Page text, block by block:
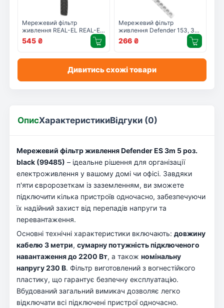
Мережевий фільтр
живлення REAL-EL REAL-EL
RS-10 Protect, 3m, black
(EL122300039)
545 ₴
Мережевий фільтр
живлення Defender 153, 3
m, 6 роз, white (99490)
266 ₴
Дивитись схожі товари
ОписХарактеристикиВідгуки (0)
Мережевий фільтр живлення Defender ES 3m 5 роз.
black (99485) – ідеальне рішення для організації
електроживлення у вашому домі чи офісі. Завдяки
п'яти євророзеткам із заземленням, ви зможете
підключити кілька пристроїв одночасно, забезпечуючи
їх надійний захист від перепадів напруги та
перевантаження.
Основні технічні характеристики включають: довжину
кабелю 3 метри, сумарну потужність підключеного
навантаження до 2200 Вт, а також номінальну
напругу 230 В. Фільтр виготовлений з вогнестійкого
пластику, що гарантує безпечну експлуатацію.
Вбудований загальний вимикач дозволяє легко
відключати всі підключені пристрої одночасно.